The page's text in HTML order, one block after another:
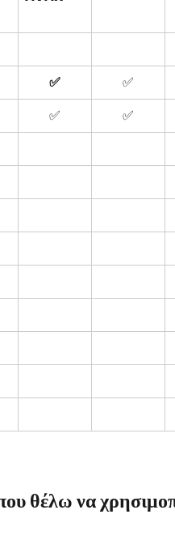
✅ ✅
✅ ✅
θέλω να